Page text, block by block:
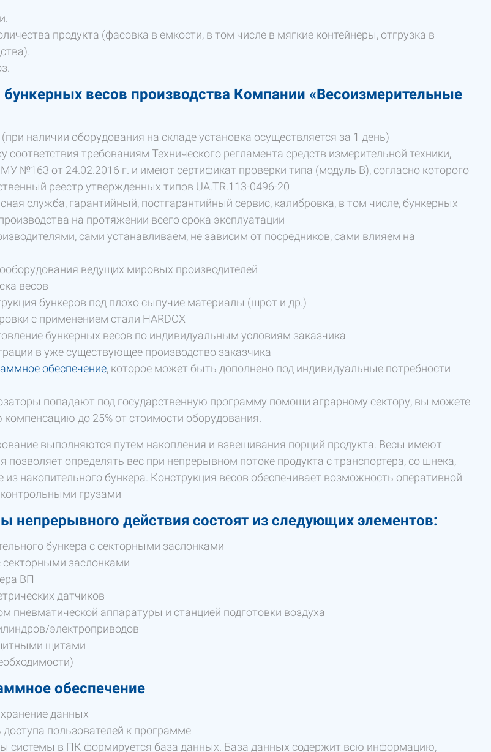
продукта (фасовка в емкости, в том числе в мягкие контейнеры, отгрузка в
весов производства Компании «Весоизмерительные
наличии оборудования на складе установка осуществляется за 1 день)
соответствия требованиям Технического регламента средств измерительной техники,
№163 от 24.02.2016 г. и имеют сертификат проверки типа (модуль В), согласно которого
реестр утвержденных типов UA.TR.113-0496-20
служба, гарантийный, постгарантийный сервис, калибровка, в том числе, бункерных
на протяжении всего срока эксплуатации
сами устанавливаем, не зависим от посредников, сами влияем на
ведущих мировых производителей
весов
бункеров под плохо сыпучие материалы (шрот и др.)
с применением стали HARDOX
бункерных весов по индивидуальным условиям заказчика
в уже существующее производство заказчика
обеспечение, которое может быть дополнено под индивидуальные потребности
попадают под государственную программу помощи аграрному сектору, вы можете
до 25% от стоимости оборудования.
выполняются путем накопления и взвешивания порций продукта. Весы имеют
позволяет определять вес при непрерывном потоке продукта с транспортера, со шнека,
из накопительного бункера. Конструкция весов обеспечивает возможность оперативной
грузами
непрерывного действия состоят из следующих элементов:
бункера с секторными заслонками
секторными заслонками
ВП
датчиков
пневматической аппаратуры и станцией подготовки воздуха
электроприводов
щитами
обеспечение
данных
пользователей к программе
системы в ПК формируется база данных. База данных содержит всю информацию,